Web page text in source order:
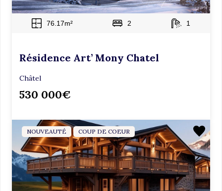
i
d
76.17m² 2 1
Résidence Art’ Mony Chatel
Châtel
530 000€
NOUVEAUTÉ COUP DE COEUR